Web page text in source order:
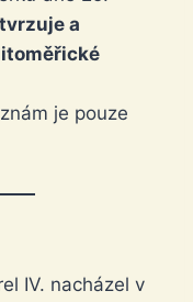
a
je pouze
IV. nacházel v